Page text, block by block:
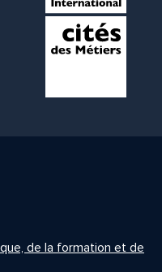
de la formation et de